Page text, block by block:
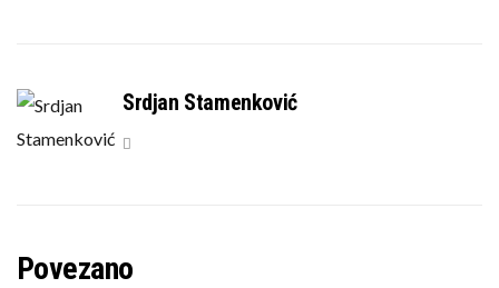
Srdjan Stamenković
Povezano